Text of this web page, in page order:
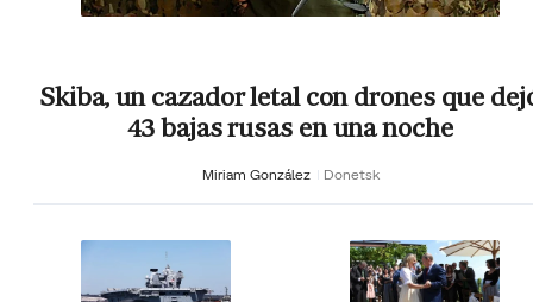
Skiba, un cazador letal con drones que
43 bajas rusas en una noche
Miriam González Donetsk